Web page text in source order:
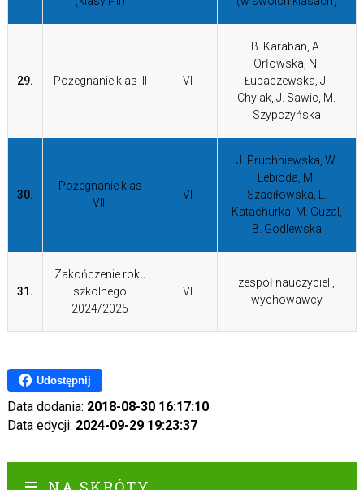
29. Pożegnanie klas III VI
B. Karaban, A.
Orłowska, N.
Łupaczewska, J.
Chylak, J. Sawic, M.
Szypczyńska
30.
Pożegnanie klas
VIII
VI
J. Pruchniewska, W.
Lebioda, M.
Szaciłowska, L.
Katachurka, M. Guzal,
B. Godlewska
31.
Zakończenie roku
szkolnego
2024/2025
VI
zespół nauczycieli,
wychowawcy
Udostępnij
Data dodania: 2018-08-30 16:17:10
Data edycji: 2024-09-29 19:23:37